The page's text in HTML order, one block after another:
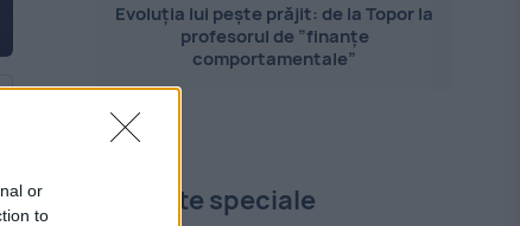
or
to
Evoluția lui pește prăjit: de la Topor la
profesorul de ”finanțe
comportamentale”
Proiecte speciale